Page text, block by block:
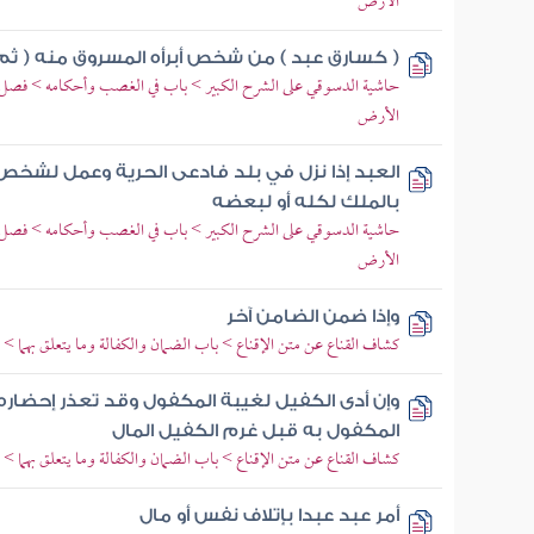
( كسارق عبد ) من شخص أبرأه المسروق منه (
حاشية الدسوقي على الشرح الكبير > باب في الغصب وأحكامه >
الأرض
العبد إذا نزل في بلد فادعى الحرية وعمل
بالملك لكله أو لبعضه
حاشية الدسوقي على الشرح الكبير > باب في الغصب وأحكامه >
الأرض
وإذا ضمن الضامن آخر
كشاف القناع عن متن الإقناع > باب الضمان والكفالة وما يتعلق
وإن أدى الكفيل لغيبة المكفول وقد تعذر
المكفول به قبل غرم الكفيل المال
كشاف القناع عن متن الإقناع > باب الضمان والكفالة وما يتعلق
أمر عبد عبدا بإتلاف نفس أو مال